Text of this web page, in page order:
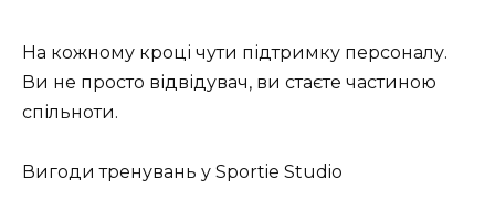
На кожному кроці чути підтримку персоналу.
Ви не просто відвідувач, ви стаєте частиною
спільноти.
Вигоди тренувань у Sportie Studio